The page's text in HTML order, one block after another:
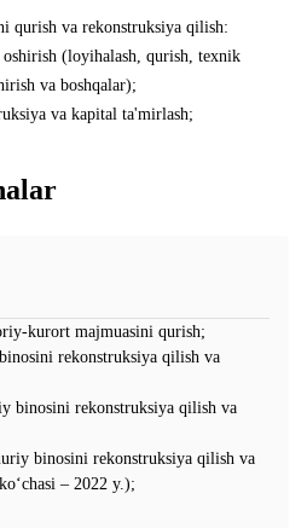
qurish va rekonstruksiya qilish:
(loyihalash, qurish, texnik
va boshqalar);
va kapital ta'mirlash;
kurort majmuasini qurish;
rekonstruksiya qilish va
binosini rekonstruksiya qilish va
binosini rekonstruksiya qilish va
– 2022 y.);